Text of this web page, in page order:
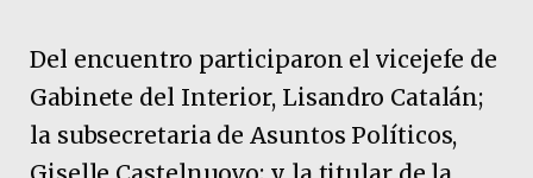
Del encuentro participaron el vicejefe de
Gabinete del Interior, Lisandro Catalán;
la subsecretaria de Asuntos Políticos,